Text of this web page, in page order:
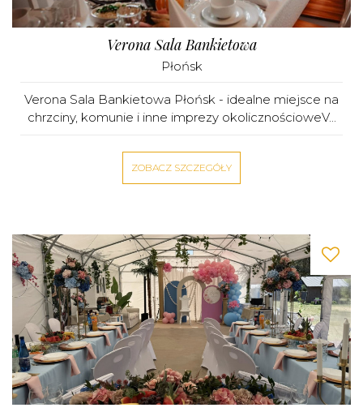
Verona Sala Bankietowa
Płońsk
Verona Sala Bankietowa Płońsk - idealne miejsce na
chrzciny, komunie i inne imprezy okolicznościoweV...
ZOBACZ SZCZEGÓŁY